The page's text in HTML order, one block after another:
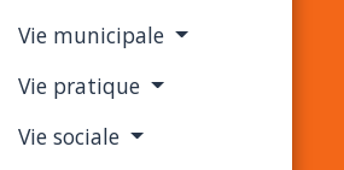
Vie municipale
Vie pratique
Vie sociale